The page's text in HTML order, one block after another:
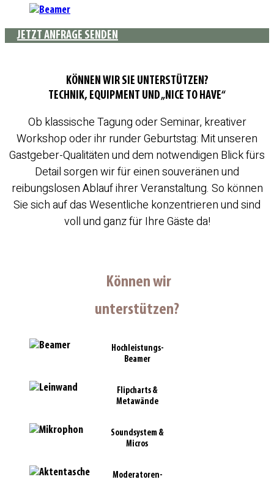
JETZT ANFRAGE SENDEN
KÖNNEN WIR SIE UNTERSTÜTZEN?
TECHNIK, EQUIPMENT UND „NICE TO HAVE“
Ob klassische Tagung oder Seminar, kreativer
Workshop oder ihr runder Geburtstag: Mit unseren
Gastgeber-Qualitäten und dem notwendigen Blick fürs
Detail sorgen wir für einen souveränen und
reibungslosen Ablauf ihrer Veranstaltung. So können
Sie sich auf das Wesentliche konzentrieren und sind
voll und ganz für Ihre Gäste da!
Können wir
unterstützen?
Hochleistungs-
Beamer
Flipcharts &
Metawände
Soundsystem &
Micros
Moderatoren-